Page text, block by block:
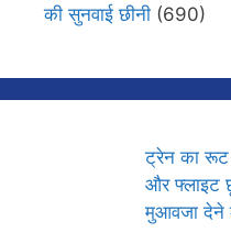
की सुनवाई छीनी (690)
ट्रेन का रूट
और फ्लाइट
मुआवजा